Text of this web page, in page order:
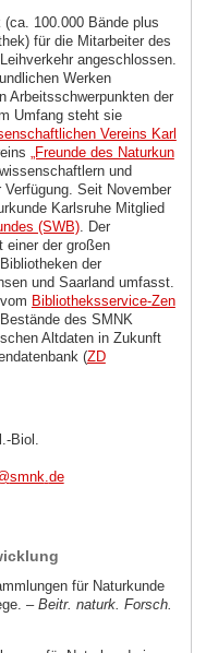
100.000 Bände plus
für die Mitarbeiter des
angeschlossen.
Werken
Arbeitsschwerpunkten der
Umfang steht sie
Vereins Karl
„Freunde des Naturkun
und
Seit November
Karlsruhe Mitglied
(SWB). Der
einer der großen
der
und Saarland umfasst.
Bibliotheksservice-Zen
des SMNK
Altdaten in Zukunft
(ZD
Biol.
smnk.de
für Naturkunde
– Beitr. naturk. Forsch.